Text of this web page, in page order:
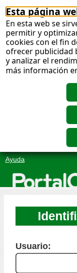
Esta página
En esta web se
permitir y
cookies con el fin
ofrecer publicidad
y analizar el
más información
Ayuda
Usuario: